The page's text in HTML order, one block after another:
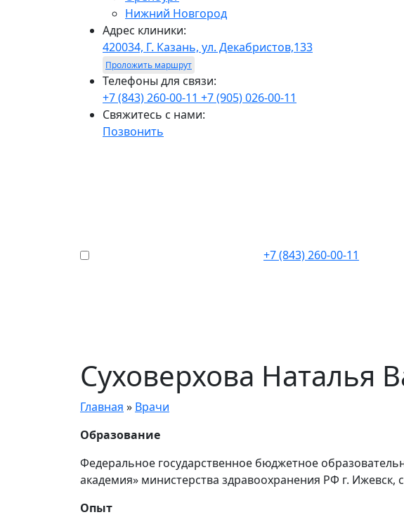
Нижний Новгород
Адрес клиники:
420034, Г. Казань, ул. Декабристов,133
Проложить маршрут
Телефоны для связи:
+7 (843) 260-00-11 +7 (905) 026-00-11
Свяжитесь с нами:
Позвонить
+7 (843) 260-00-11
Суховерхова Наталья
Главная » Врачи
Образование
Федеральное государственное бюджетное
академия» министерства здравоохранения РФ г. Ижевск,
Опыт